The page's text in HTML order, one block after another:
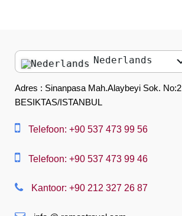
Nederlands
English
العربية
中文
Adres : Sinanpasa Mah.Alaybeyi Sok. No:2
BESIKTAS/ISTANBUL
Telefoon: +90 537 473 99 56
Telefoon: +90 537 473 99 46
Kantoor: +90 212 327 26 87